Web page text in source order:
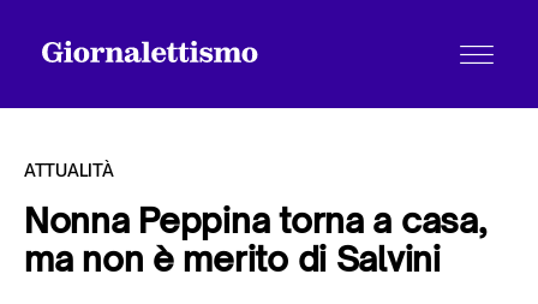
Tutti gli articoli
ATTUALITÀ
Nonna Peppina torna a casa,
ma non è merito di Salvini